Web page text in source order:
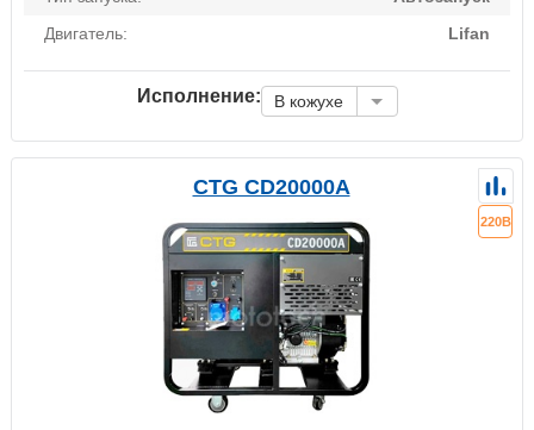
Двигатель:
Lifan
Исполнение: В кожухе
CTG CD20000A
220В